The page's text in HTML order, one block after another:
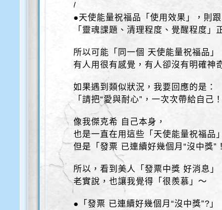
/
●天使能量祝福品「使用效果」，則
「靈魂課題、清理程度、覺醒程度」
所以可能「同一個 天使能量祝福品」
有人用很有感覺，有人卻沒有明確神
如果遇到類似狀況，我要回應的是：
「請把“愛與耐心”，一次次帶給自己
像我傑克希 自己本身，
也是一直在用這些「天使能量祝福品
但是「發票 已連續好幾個月“沒中獎”
所以，看到美人「發票中獎 好消息」
老實說，也讓我覺得「很羨慕」～
●「發票 已連續好幾個月“沒中獎”?」